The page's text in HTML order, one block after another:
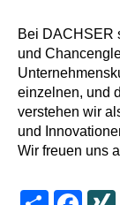
Bei DACHSER
und
einzelnen, und
verstehen wir
und
Wir freuen uns
Share